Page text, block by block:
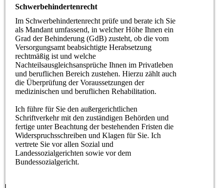
Schwerbehindertenrecht
Im Schwerbehindertenrecht prüfe und berate ich Sie
als Mandant umfassend, in welcher Höhe Ihnen ein
Grad der Behinderung (GdB) zusteht, ob die vom
Versorgungsamt beabsichtigte Herabsetzung
rechtmäßig ist und welche
Nachteilsausgleichsansprüche Ihnen im Privatleben
und beruflichen Bereich zustehen. Hierzu zählt auch
die Überprüfung der Voraussetzungen der
medizinischen und beruflichen Rehabilitation.
Ich führe für Sie den außergerichtlichen
Schriftverkehr mit den zuständigen Behörden und
fertige unter Beachtung der bestehenden Fristen die
Widerspruchsschreiben und Klagen für Sie. Ich
vertrete Sie vor allen Sozial und
Landessozialgerichten sowie vor dem
Bundessozialgericht.